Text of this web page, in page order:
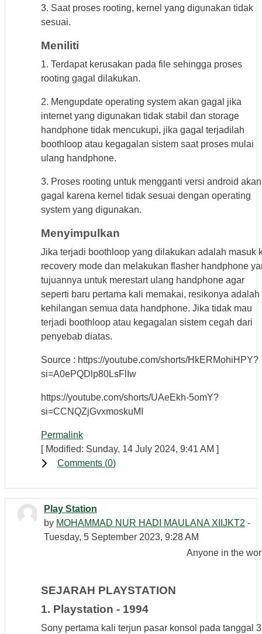
3. Saat proses rooting, kernel yang digunakan tidak
sesuai.
Meniliti
1. Terdapat kerusakan pada file sehingga proses
rooting gagal dilakukan.
2. Mengupdate operating system akan gagal jika
internet yang digunakan tidak stabil dan storage
handphone tidak mencukupi, jika gagal terjadilah
boothloop atau kegagalan sistem saat proses mulai
ulang handphone.
3. Proses rooting untuk mengganti versi android akan
gagal karena kernel tidak sesuai dengan operating
system yang digunakan.
Menyimpulkan
Jika terjadi boothloop yang dilakukan adalah masuk
recovery mode dan melakukan flasher handphone
tujuannya untuk merestart ulang handphone agar
seperti baru pertama kali memakai, resikonya adalah
kehilangan semua data handphone. Jika tidak mau
terjadi boothloop atau kegagalan sistem cegah dari
penyebab diatas.
Source : https://youtube.com/shorts/HkERMohiHPY?
si=A0ePQDlp80LsFlIw
https://youtube.com/shorts/UAeEkh-5omY?
si=CCNQZjGvxmoskuMI
Permalink
[ Modified: Sunday, 14 July 2024, 9:41 AM ]
Comments (0)
Play Station
by MOHAMMAD NUR HADI MAULANA XIIJKT2 -
Tuesday, 5 September 2023, 9:28 AM
Anyone in the
SEJARAH PLAYSTATION
1. Playstation - 1994
Sony pertama kali terjun pasar konsol pada tanggal 3